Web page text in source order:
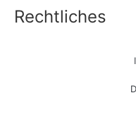
Rechtliches